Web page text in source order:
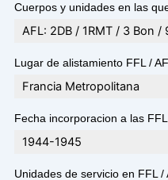
Cuerpos y unidades en las
AFL: 2DB / 1RMT / 3 Bon /
Lugar de alistamiento FFL /
Francia Metropolitana
Fecha incorporacion a las
1944-1945
Unidades de servicio en FFL /